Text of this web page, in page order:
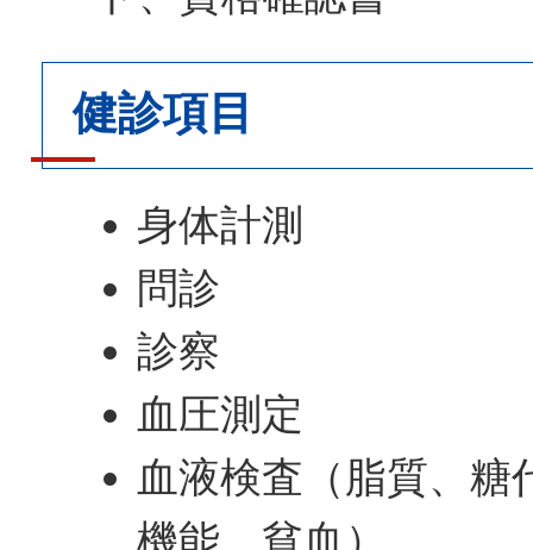
健診項目
身体計測
問診
診察
血圧測定
血液検査（脂質、糖
機能、貧血）